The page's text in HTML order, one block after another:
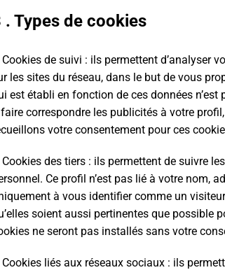
. Types de cookies
de suivi : ils permettent d’analyser
les sites du réseau, dans le but de vous
est établi en fonction de ces données
correspondre les publicités à votre
votre consentement pour ces
des tiers : ils permettent de suivre
Ce profil n’est pas lié à votre nom,
à vous identifier comme un
soient aussi pertinentes que possible
ne seront pas installés sans votre
liés aux réseaux sociaux : ils